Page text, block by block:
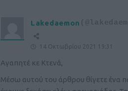
Lakedaemon
14 Οκτωβρίου 2021 19:31
Αγαπητέ κε Κτενά,
Μέσω αυτού του άρθρου θίγετε ένα